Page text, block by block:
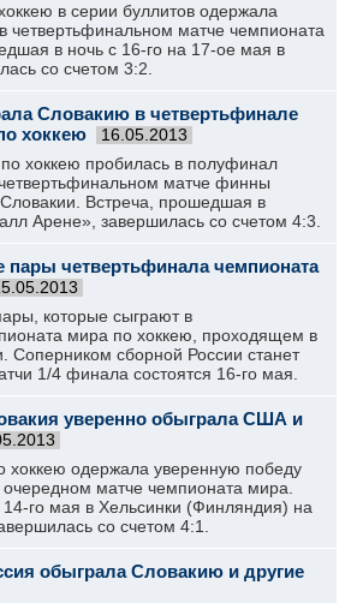
в серии буллитов одержала
четвертьфинальном матче чемпионата
в ночь с 16-го на 17-ое мая в
со счетом 3:2.
Словакию в четвертьфинале
хоккею
16.05.2013
хоккею пробилась в полуфинал
матче финны
Встреча, прошедшая в
Арене», завершилась со счетом 4:3.
пары четвертьфинала чемпионата
которые сыграют в
мира по хоккею, проходящем в
сборной России станет
1/4 финала состоятся 16-го мая.
уверенно обыграла США и
хоккею одержала уверенную победу
матче чемпионата мира.
го мая в Хельсинки (Финляндия) на
со счетом 4:1.
обыграла Словакию и другие